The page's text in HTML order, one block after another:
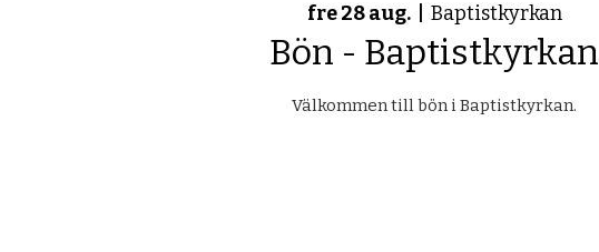
fre 28 aug.
  |
Baptistkyrkan
Bön - Baptistkyrkan
Välkommen till bön i Baptistkyrkan.